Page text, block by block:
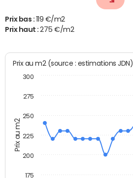
Prix bas :
119 €/m2
Prix haut :275 €/m2
Prix au m2
Prix au m2 (source : estimations JDN)
175
200
225
250
275
300